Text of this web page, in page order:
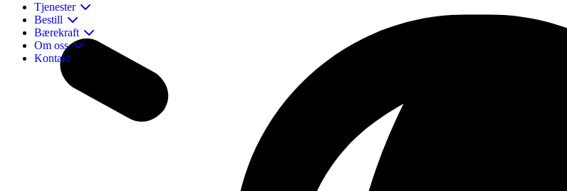
Tjenester
Bestill
Bærekraft
Om oss
Kontakt
Finn og kontakt ditt nærmeste Ocab-kontor